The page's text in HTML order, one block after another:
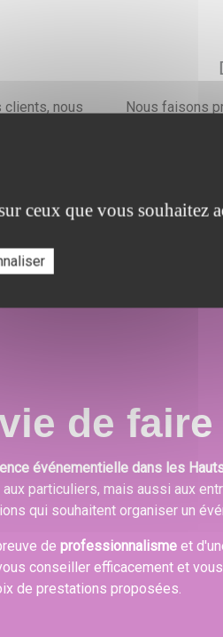
nous
et envies
Nous faisons
pour vous
un devis
de
événementielle dans les
particuliers, mais aussi aux
qui souhaitent organiser un
de professionnalisme et
conseiller efficacement et
de prestations proposées.
ceux que vous souhaitez